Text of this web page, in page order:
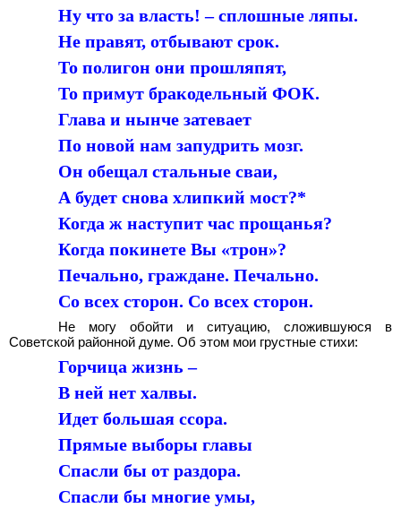
Ну что за власть! – сплошные ляпы.
Не правят, отбывают срок.
То полигон они прошляпят,
То примут бракодельный ФОК.
Глава и нынче затевает
По новой нам запудрить мозг.
Он обещал стальные сваи,
А будет снова хлипкий мост?*
Когда ж наступит час прощанья?
Когда покинете Вы «трон»?
Печально, граждане. Печально.
Со всех сторон. Со всех сторон.
Не могу обойти и ситуацию, сложившуюся в
Советской районной думе. Об этом мои грустные стихи:
Горчица жизнь –
В ней нет халвы.
Идет большая ссора.
Прямые выборы главы
Спасли бы от раздора.
Спасли бы многие умы,